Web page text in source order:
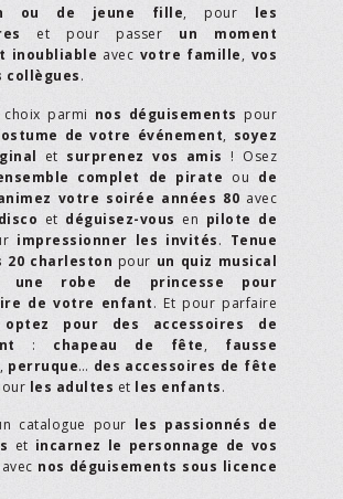
ou de jeune fille, pour les
et pour passer un moment
inoubliable avec votre famille, vos
collègues.
parmi nos déguisements pour
de votre événement, soyez
et surprenez vos amis ! Osez
complet de pirate ou de
votre soirée années 80 avec
et déguisez-vous en pilote de
impressionner les invités. Tenue
20 charleston pour un quiz musical
une robe de princesse pour
de votre enfant. Et pour parfaire
optez pour des accessoires de
: chapeau de fête, fausse
, perruque… des accessoires de fête
les adultes et les enfants.
catalogue pour les passionnés de
et incarnez le personnage de vos
avec nos déguisements sous licence